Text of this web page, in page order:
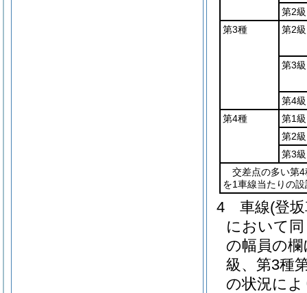
第2級
第3種
第2級
第3級
第4級
第4種
第1級
第2級
第3級
交差点の多い第
を1車線当たりの
4 車線(登
において
の幅員の
級、第3種
の状況に